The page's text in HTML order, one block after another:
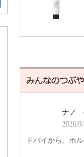
ナノ
2026/
ドバイから、ホ